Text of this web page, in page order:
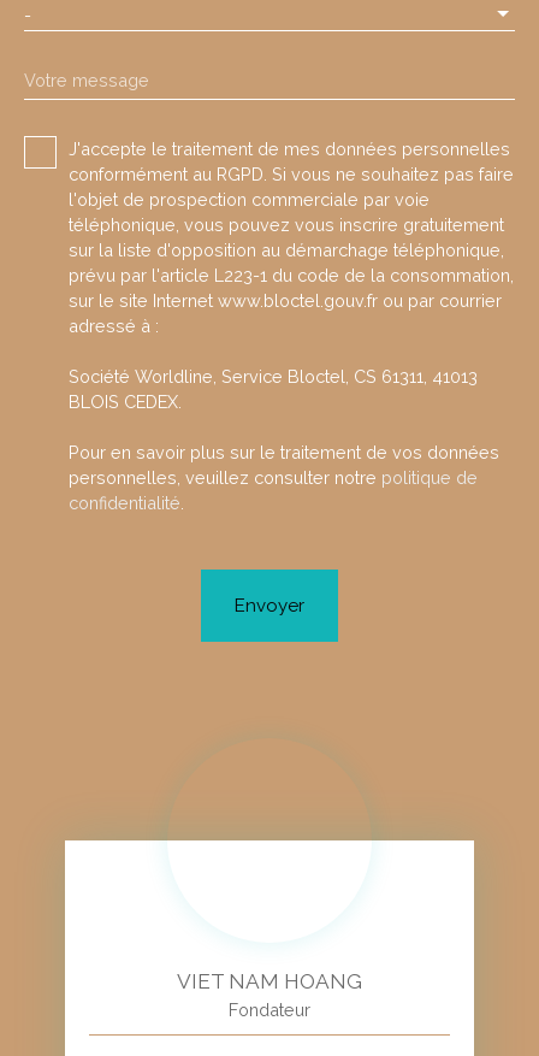
-
Votre message
J'accepte le traitement de mes données personnelles
conformément au RGPD. Si vous ne souhaitez pas faire
l'objet de prospection commerciale par voie
téléphonique, vous pouvez vous inscrire gratuitement
sur la liste d'opposition au démarchage téléphonique,
prévu par l'article L223-1 du code de la consommation,
sur le site Internet www.bloctel.gouv.fr ou par courrier
adressé à :
Société Worldline, Service Bloctel, CS 61311, 41013
BLOIS CEDEX.
Pour en savoir plus sur le traitement de vos données
personnelles, veuillez consulter notre politique de
confidentialité
Envoyer
VIET NAM HOANG
Fondateur